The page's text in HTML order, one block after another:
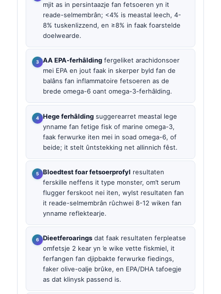
mjit as in persintaazje fan fetsoeren yn it
reade-selmembrân; <4% is meastal leech, 4-
8% tuskenlizzend, en ≥8% in faak foarstelde
doelwearde.
AA EPA-ferhâlding fergeliket arachidonsoer
mei EPA en jout faak in skerper byld fan de
balâns fan inflammatoire fetsoeren as de
brede omega-6 oant omega-3-ferhâlding.
Hege ferhâlding suggerearret meastal lege
ynname fan fetige fisk of marine omega-3,
faak ferwurke iten mei in soad omega-6, of
beide; it stelt ûntstekking net allinnich fêst.
Bloedtest foar fetsoerprofyl resultaten
ferskille neffens it type monster, om’t serum
flugger ferskoot nei iten, wylst resultaten fan
it reade-selmembrân rûchwei 8-12 wiken fan
ynname reflektearje.
Dieetferoarings dat faak resultaten ferpleatse
omfetsje 2 kear yn ’e wike vette fiskmiel, it
ferfangen fan djipbakte ferwurke fiedings,
faker olive-oalje brûke, en EPA/DHA tafoegje
as dat klinysk passend is.